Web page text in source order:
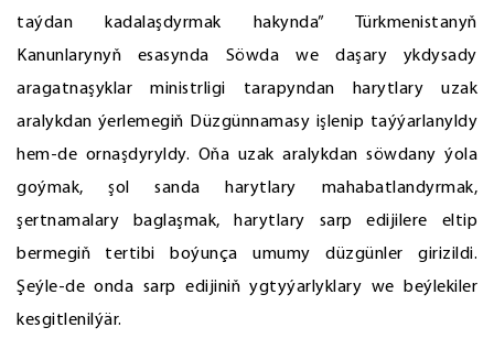
taýdan kadalaşdyrmak hakynda” Türkmenistanyň
Kanunlarynyň esasynda Söwda we daşary ykdysady
aragatnaşyklar ministrligi tarapyndan harytlary uzak
aralykdan ýerlemegiň Düzgünnamasy işlenip taýýarlanyldy
hem-de ornaşdyryldy. Oňa uzak aralykdan söwdany ýola
goýmak, şol sanda harytlary mahabatlandyrmak,
şertnamalary baglaşmak, harytlary sarp edijilere eltip
bermegiň tertibi boýunça umumy düzgünler girizildi.
Şeýle-de onda sarp edijiniň ygtyýarlyklary we beýlekiler
kesgitlenilýär.